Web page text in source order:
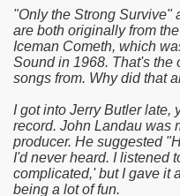
"Only the Strong Survive"
are both originally from
Iceman Cometh, which
Sound in 1968. That's the
songs from. Why did that
I got into Jerry Butler late,
record. John Landau was
producer. He suggested
I'd never heard. I listened
complicated,' but I gave it
being a lot of fun.